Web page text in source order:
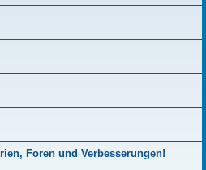
Foren und Verbesserungen!